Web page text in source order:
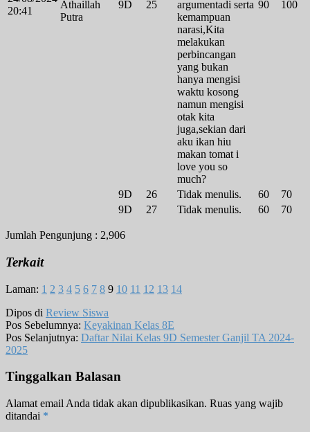
20:41
Athaillah
Putra
9D 25
argumentadi serta
kemampuan
narasi,Kita
melakukan
perbincangan
yang bukan
hanya mengisi
waktu kosong
namun mengisi
otak kita
juga,sekian dari
aku ikan hiu
makan tomat i
love you so
much?
90 100
9D 26 Tidak menulis. 60
70
9D
27 Tidak menulis. 60 70
Jumlah Pengunjung : 2,906
Terkait
Laman: 1 2 3 4 5 6 7 8 9 10 11 12 13 14
Dipos di Review Siswa
Pos Sebelumnya: Keyakinan Kelas 8E
Pos Selanjutnya: Daftar Nilai Kelas 9D Semester Ganjil TA 2024-
2025
Tinggalkan Balasan
Alamat email Anda tidak akan dipublikasikan. Ruas yang wajib
ditandai *